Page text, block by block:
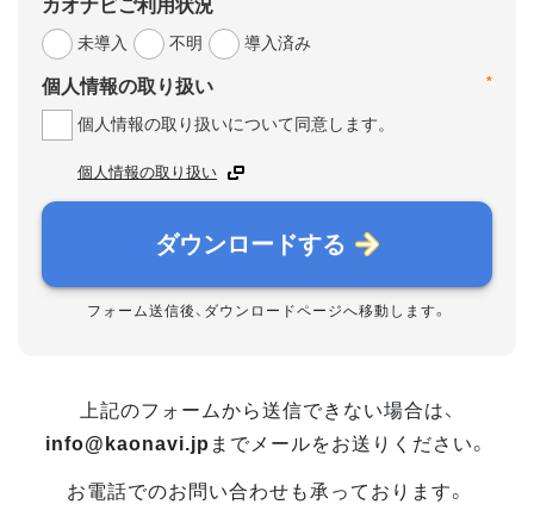
カオナビご利用状況
未導入
不明 導入済み
*
個人情報の取り扱い
個人情報の取り扱いについて同意します。
個人情報の取り扱い
ダウンロードする
フォーム送信後、ダウンロードページへ移動します。
上記のフォームから送信できない場合は、
info@kaonavi.jp までメールをお送りください。
お電話でのお問い合わせも承っております。